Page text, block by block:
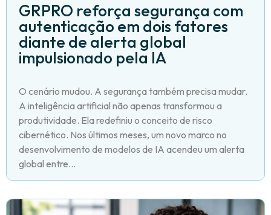
GRPRO reforça segurança com
autenticação em dois fatores
diante de alerta global
impulsionado pela IA
O cenário mudou. A segurança também precisa mudar.
A inteligência artificial não apenas transformou a
produtividade. Ela redefiniu o conceito de risco
cibernético. Nos últimos meses, um novo marco no
desenvolvimento de modelos de IA acendeu um alerta
global entre...